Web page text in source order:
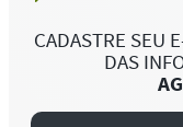
CADASTRE SEU
DAS